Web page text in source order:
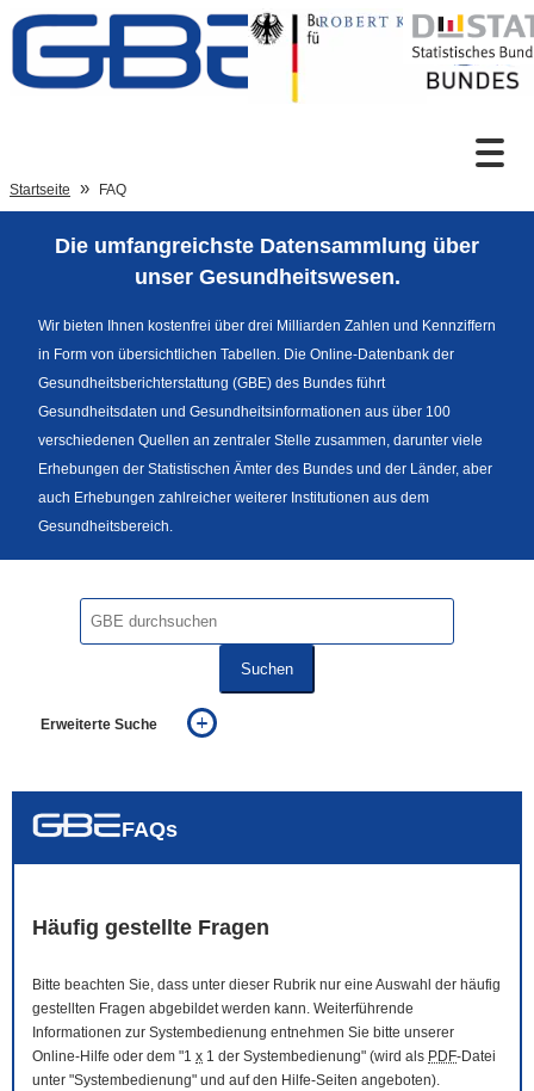
Zum Inhalt
Sprachumschaltung
Fußzeile
Startseite FAQ
Die umfangreichste Datensammlung über
unser Gesundheitswesen.
Wir bieten Ihnen kostenfrei über drei Milliarden Zahlen und Kennziffern
in Form von übersichtlichen Tabellen. Die Online-Datenbank der
Gesundheitsberichterstattung (GBE) des Bundes führt
Gesundheitsdaten und Gesundheitsinformationen aus über 100
verschiedenen Quellen an zentraler Stelle zusammen, darunter viele
Erhebungen der Statistischen Ämter des Bundes und der Länder, aber
auch Erhebungen zahlreicher weiterer Institutionen aus dem
Gesundheitsbereich.
Suchen
Erweiterte Suche
auch in allen Texten suchen (Volltextsuche)
FAQs
Häufig gestellte Fragen
Bitte beachten Sie, dass unter dieser Rubrik nur eine Auswahl der häufig
gestellten Fragen abgebildet werden kann. Weiterführende
Informationen zur Systembedienung entnehmen Sie bitte unserer
Online-Hilfe oder dem "1 x 1 der Systembedienung" (wird als PDF-Datei
unter "Systembedienung" und auf den Hilfe-Seiten angeboten).